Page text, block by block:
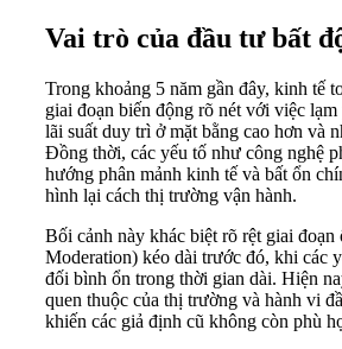
Vai trò của đầu tư bất
Trong khoảng 5 năm gần đây, kinh tế
giai đoạn biến động rõ nét với việc
lãi suất duy trì ở mặt bằng cao hơn và
Đồng thời, các yếu tố như công nghệ
hướng phân mảnh kinh tế và bất ổn
hình lại cách thị trường vận hành.
Bối cảnh này khác biệt rõ rệt giai đoạn
Moderation) kéo dài trước đó, khi các
đối bình ổn trong thời gian dài. Hiện
quen thuộc của thị trường và hành vi
khiến các giả định cũ không còn phù